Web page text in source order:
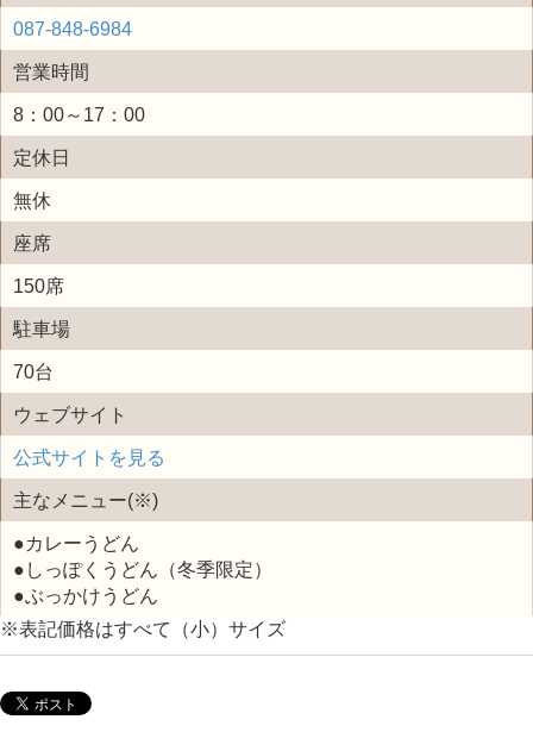
087-848-6984
営業時間
8：00～17：00
定休日
無休
座席
150席
駐車場
70台
ウェブサイト
公式サイトを見る
主なメニュー(※)
●カレーうどん
●しっぽくうどん（冬季限定）
●ぶっかけうどん
※表記価格はすべて（小）サイズ